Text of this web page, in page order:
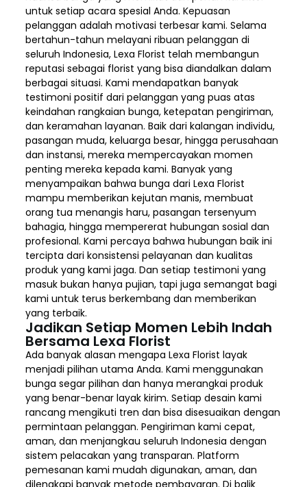
untuk setiap acara spesial Anda. Kepuasan
pelanggan adalah motivasi terbesar kami. Selama
bertahun-tahun melayani ribuan pelanggan di
seluruh Indonesia, Lexa Florist telah membangun
reputasi sebagai florist yang bisa diandalkan dalam
berbagai situasi. Kami mendapatkan banyak
testimoni positif dari pelanggan yang puas atas
keindahan rangkaian bunga, ketepatan pengiriman,
dan keramahan layanan. Baik dari kalangan individu,
pasangan muda, keluarga besar, hingga perusahaan
dan instansi, mereka mempercayakan momen
penting mereka kepada kami. Banyak yang
menyampaikan bahwa bunga dari Lexa Florist
mampu memberikan kejutan manis, membuat
orang tua menangis haru, pasangan tersenyum
bahagia, hingga mempererat hubungan sosial dan
profesional. Kami percaya bahwa hubungan baik ini
tercipta dari konsistensi pelayanan dan kualitas
produk yang kami jaga. Dan setiap testimoni yang
masuk bukan hanya pujian, tapi juga semangat bagi
kami untuk terus berkembang dan memberikan
yang terbaik.
Jadikan Setiap Momen Lebih Indah
Bersama Lexa Florist
Ada banyak alasan mengapa Lexa Florist layak
menjadi pilihan utama Anda. Kami menggunakan
bunga segar pilihan dan hanya merangkai produk
yang benar-benar layak kirim. Setiap desain kami
rancang mengikuti tren dan bisa disesuaikan dengan
permintaan pelanggan. Pengiriman kami cepat,
aman, dan menjangkau seluruh Indonesia dengan
sistem pelacakan yang transparan. Platform
pemesanan kami mudah digunakan, aman, dan